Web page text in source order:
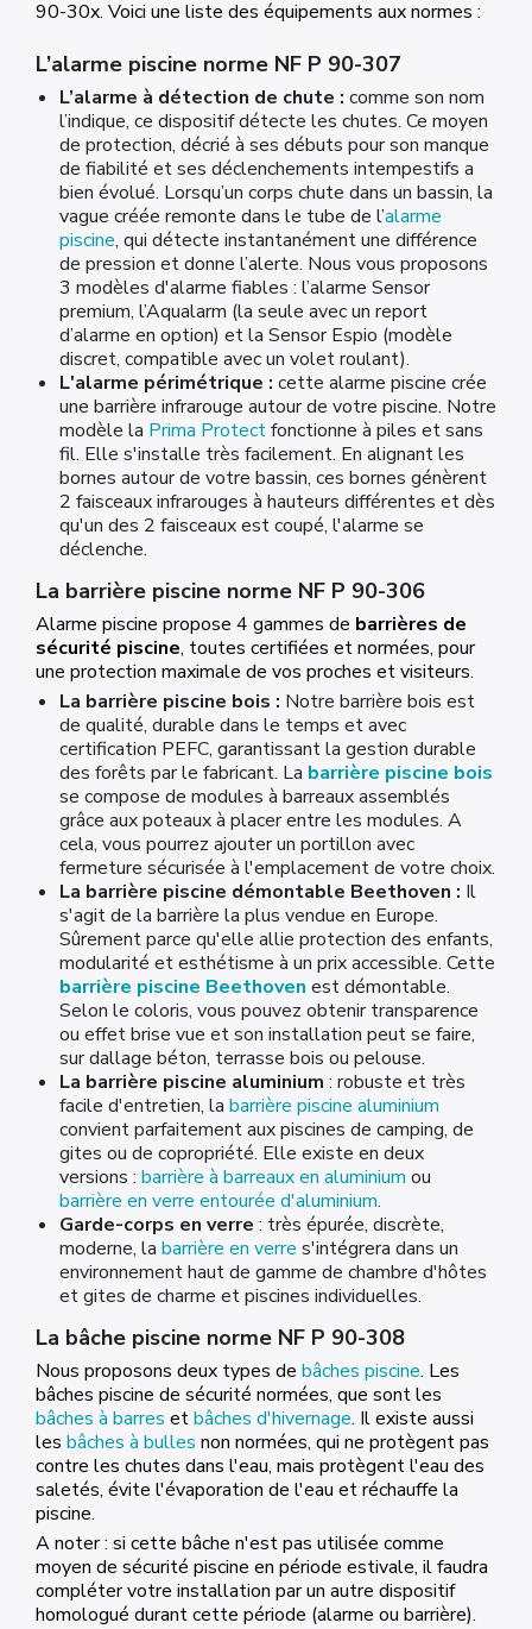
90-30x. Voici une liste des équipements aux normes :
L’alarme piscine norme NF P 90-307
L’alarme à détection de chute : comme son nom
l’indique, ce dispositif détecte les chutes. Ce moyen
de protection, décrié à ses débuts pour son manque
de fiabilité et ses déclenchements intempestifs a
bien évolué. Lorsqu’un corps chute dans un bassin, la
vague créée remonte dans le tube de l’alarme
piscine, qui détecte instantanément une différence
de pression et donne l’alerte. Nous vous proposons
3 modèles d'alarme fiables : l’alarme Sensor
premium, l’Aqualarm (la seule avec un report
d’alarme en option) et la Sensor Espio (modèle
discret, compatible avec un volet roulant).
L'alarme périmétrique : cette alarme piscine crée
une barrière infrarouge autour de votre piscine. Notre
modèle la Prima Protectfonctionne à piles et sans
fil. Elle s'installe très facilement. En alignant les
bornes autour de votre bassin, ces bornes génèrent
2 faisceaux infrarouges à hauteurs différentes et dès
qu'un des 2 faisceaux est coupé, l'alarme se
déclenche.
La barrière piscine norme NF P 90-306
Alarme piscine propose 4 gammes de barrières de
sécurité piscine, toutes certifiées et normées, pour
une protection maximale de vos proches et visiteurs.
La barrière piscine bois : Notre barrière bois est
de qualité, durable dans le temps et avec
certification PEFC, garantissant la gestion durable
des forêts par le fabricant. La barrière piscine bois
se compose de modules à barreaux assemblés
grâce aux poteaux à placer entre les modules. A
cela, vous pourrez ajouter un portillon avec
fermeture sécurisée à l'emplacement de votre choix.
La barrière piscine démontable Beethoven : Il
s'agit de la barrière la plus vendue en Europe.
Sûrement parce qu'elle allie protection des enfants,
modularité et esthétisme à un prix accessible. Cette
barrière piscine Beethoven est démontable.
Selon le coloris, vous pouvez obtenir transparence
ou effet brise vue et son installation peut se faire,
sur dallage béton, terrasse bois ou pelouse.
La barrière piscine aluminium : robuste et très
facile d'entretien, la barrière piscine aluminium
convient parfaitement aux piscines de camping, de
gites ou de copropriété. Elle existe en deux
versions : barrière à barreaux en aluminium ou
barrière en verre entourée d'aluminium.
Garde-corps en verre : très épurée, discrète,
moderne, la barrière en verre s'intégrera dans un
environnement haut de gamme de chambre d'hôtes
et gites de charme et piscines individuelles.
La bâche piscine norme NF P 90-308
Nous proposons deux types de bâches piscine. Les
bâches piscine de sécurité normées, que sont les
bâches à barres etbâches d'hivernage. Il existe aussi
les bâches à bulles non normées, qui ne protègent pas
contre les chutes dans l'eau, mais protègent l'eau des
saletés, évite l'évaporation de l'eau et réchauffe la
piscine.
A noter : si cette bâche n'est pas utilisée comme
moyen de sécurité piscine en période estivale, il faudra
compléter votre installation par un autre dispositif
homologué durant cette période (alarme ou barrière).